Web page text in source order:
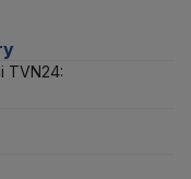
Kielce
TVN24: